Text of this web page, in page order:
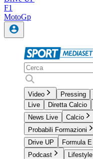
F1
MotoGp
Video Pressing
Live
Diretta Calcio
News Live
Calcio
Probabili Formazioni
Drive UP
Formula E
Podcast
Lifestyle